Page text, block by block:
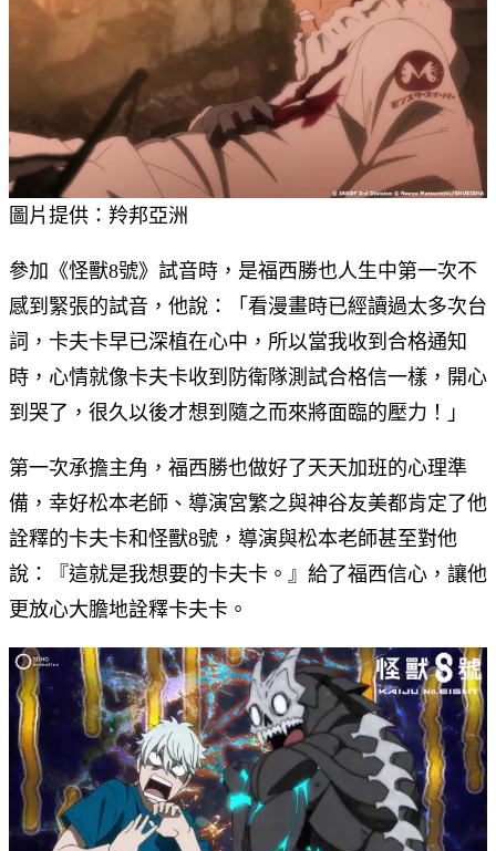
圖片提供：羚邦亞洲
參加《怪獸8號》試音時，是福西勝也人生中第一次不
感到緊張的試音，他說：「看漫畫時已經讀過太多次台
詞，卡夫卡早已深植在心中，所以當我收到合格通知
時，心情就像卡夫卡收到防衛隊測試合格信一樣，開心
到哭了，很久以後才想到隨之而來將面臨的壓力！」
第一次承擔主角，福西勝也做好了天天加班的心理準
備，幸好松本老師、導演宮繁之與神谷友美都肯定了他
詮釋的卡夫卡和怪獸8號，導演與松本老師甚至對他
說：『這就是我想要的卡夫卡。』給了福西信心，讓他
更放心大膽地詮釋卡夫卡。